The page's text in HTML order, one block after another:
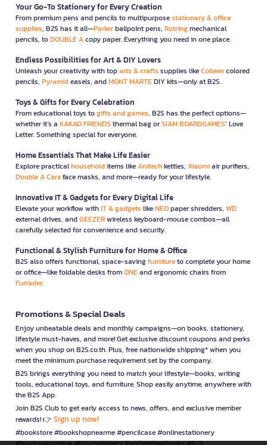
Your Go-To Stationery for Every Creation
From premium pens and pencils to multipurposestationary & office
supplies, B2S has it all—Parkerballpoint pens, Rotringmechanical
pencils, toDOUBLE Acopy paper. Everything you need in one place.
Endless Possibilities for Art & DIY Lovers
Unleash your creativity with toparts & crafts supplies likeColleencolored
pencils, Pyramideasels, andMONT MARTEDIY kits—only at B2S.
Toys & Gifts for Every Celebration
From educational toys togifts and games, B2S has the perfect options—
whether it’s a KAKAO FRIENDS thermal bag orSIAM BOARDGAMES’ Love
Letter. Something special for everyone.
Home Essentials That Make Life Easier
Explore practicalhouseholditems likeAnitechkettles, Xiaomiair purifiers,
Double A Careface masks, and more—ready for your lifestyle.
Innovative IT & Gadgets for Every Digital Life
Elevate your workflow withIT & gadgets likeNEOpaper shredders, WD
external drives, andGEEZERwireless keyboard-mouse combos—all
carefully selected for convenience and security.
Functional & Stylish Furniture for Home & Office
B2S also offers functional, space-savingfurnitureto complete your home
or office—like foldable desks fromONEand ergonomic chairs from
Furradec
Promotions & Special Deals
Enjoy unbeatable deals and monthly campaigns—on books, stationery,
lifestyle must-haves, and more! Get exclusive discount coupons and perks
when you shop on B2S.co.th. Plus, free nationwide shipping* when you
meet the minimum purchase requirement set by the company.
B2S brings everything you need to match your lifestyle—books, writing
tools, educational toys, and furniture. Shop easily anytime, anywhere with
the B2S App.
Join B2S Club to get early access to news, offers, and exclusive member
rewards! 👉 Sign up now!
#bookstore #bookshopnearme #pencilcase #onlinestationery